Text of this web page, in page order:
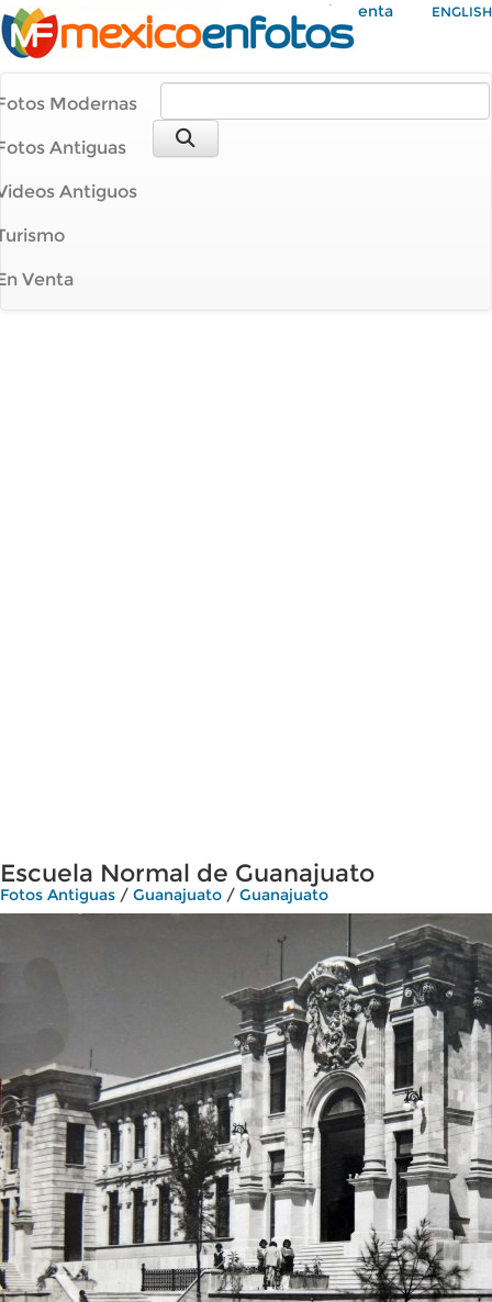
Mi Cuenta ENGLISH
Modernas
Antiguas
Antiguos
Venta
Escuela Normal de Guanajuato
Fotos Antiguas / Guanajuato / Guanajuato